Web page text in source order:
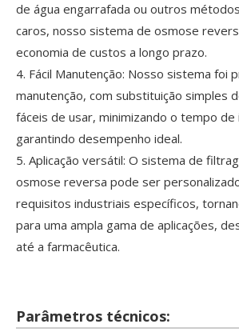
de água engarrafada ou outros
caros, nosso sistema de osmose
economia de custos a longo prazo.
4. Fácil Manutenção: Nosso sistema foi
manutenção, com substituição simples
fáceis de usar, minimizando o tempo de
garantindo desempenho ideal.
5. Aplicação versátil: O sistema de
osmose reversa pode ser
requisitos industriais específicos,
para uma ampla gama de aplicações,
até a farmacêutica.
Parâmetros técnicos: